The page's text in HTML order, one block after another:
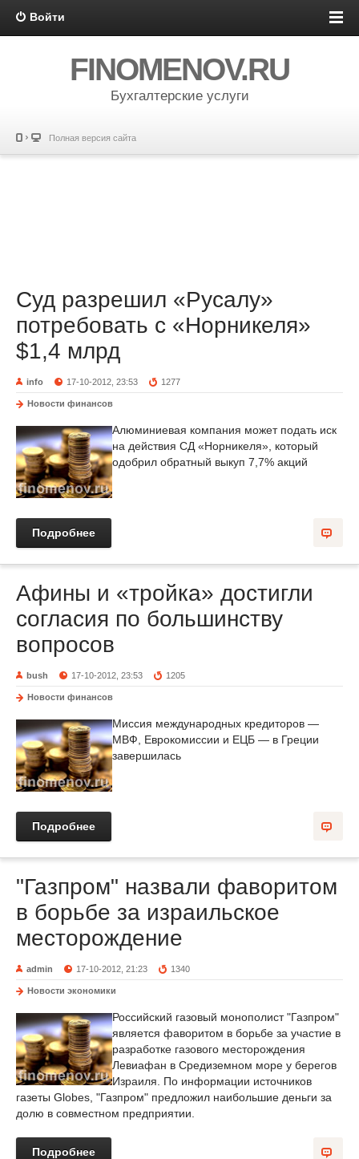
Войти
FINOMENOV.RU
Бухгалтерские услуги
Полная версия сайта
Суд разрешил «Русалу»
потребовать с «Норникеля»
$1,4 млрд
info 17-10-2012, 23:53 1277
Новости финансов
Алюминиевая компания может подать иск
на действия СД «Норникеля», который
одобрил обратный выкуп 7,7% акций
Подробнее
Афины и «тройка» достигли
согласия по большинству
вопросов
bush 17-10-2012, 23:53 1205
Новости финансов
Миссия международных кредиторов —
МВФ, Еврокомиссии и ЕЦБ — в Греции
завершилась
Подробнее
"Газпром" назвали фаворитом
в борьбе за израильское
месторождение
admin 17-10-2012, 21:23 1340
Новости экономики
Российский газовый монополист "Газпром"
является фаворитом в борьбе за участие в
разработке газового месторождения
Левиафан в Средиземном море у берегов
Израиля. По информации источников
газеты Globes, "Газпром" предложил наибольшие деньги за
долю в совместном предприятии.
Подробнее